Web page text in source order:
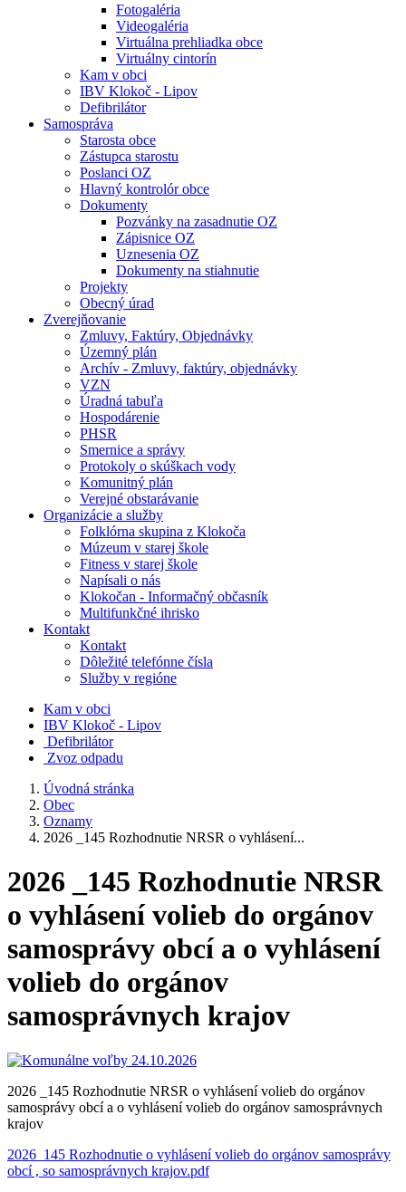
Fotogaléria
Videogaléria
Virtuálna prehliadka obce
Virtuálny cintorín
Kam v obci
IBV Klokoč - Lipov
Defibrilátor
Samospráva
Starosta obce
Zástupca starostu
Poslanci OZ
Hlavný kontrolór obce
Dokumenty
Pozvánky na zasadnutie OZ
Zápisnice OZ
Uznesenia OZ
Dokumenty na stiahnutie
Projekty
Obecný úrad
Zverejňovanie
Zmluvy, Faktúry, Objednávky
Územný plán
Archív - Zmluvy, faktúry, objednávky
VZN
Úradná tabuľa
Hospodárenie
PHSR
Smernice a správy
Protokoly o skúškach vody
Komunitný plán
Verejné obstarávanie
Organizácie a služby
Folklórna skupina z Klokoča
Múzeum v starej škole
Fitness v starej škole
Napísali o nás
Klokočan - Informačný občasník
Multifunkčné ihrisko
Kontakt
Kontakt
Dôležité telefónne čísla
Služby v regióne
Kam v obci
IBV Klokoč - Lipov
Defibrilátor
Zvoz odpadu
Úvodná stránka
Obec
Oznamy
2026 _145 Rozhodnutie NRSR o vyhlásení...
2026 _145 Rozhodnutie NRSR
o vyhlásení volieb do orgánov
samosprávy obcí a o vyhlásení
volieb do orgánov
samosprávnych krajov
2026 _145 Rozhodnutie NRSR o vyhlásení volieb do orgánov
samosprávy obcí a o vyhlásení volieb do orgánov samosprávnych
krajov
2026_145 Rozhodnutie o vyhlásení volieb do orgánov samosprávy
obcí , so samosprávnych krajov.pdf